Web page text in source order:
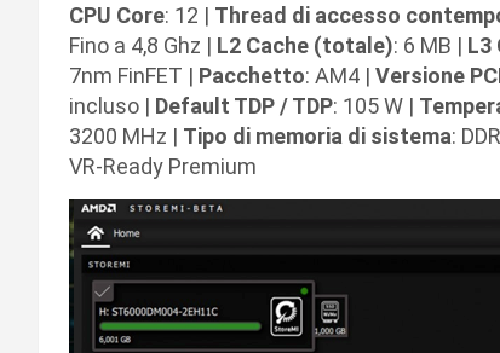
CPU Core: 12 | Thread di accesso
Fino a 4,8 Ghz | L2 Cache (totale): 6 MB | L3
7nm FinFET | Pacchetto: AM4 | Versione
incluso | Default TDP / TDP: 105 W |
3200 MHz | Tipo di memoria di sistema:
VR-Ready Premium